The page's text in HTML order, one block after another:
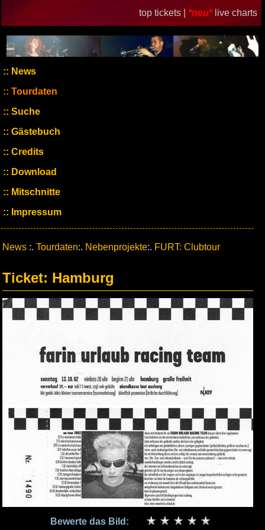
top tickets | *neu* live charts
News
Tourdaten
Suche
Gästebuch
Credits
Download
Mitschnitte
Impressum
News :. Tourdaten:. Nebenprojekte:. FURT: Clubtour
Ticket: Hamburg
Bewerte das Bild: